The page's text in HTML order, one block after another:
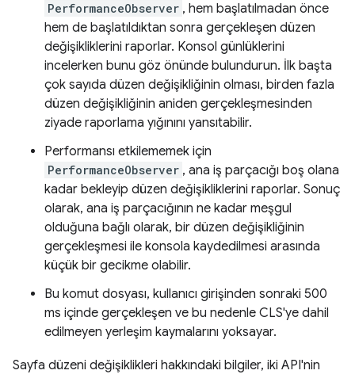
PerformanceObserver , hem başlatılmadan önce
hem de başlatıldıktan sonra gerçekleşen düzen
değişikliklerini raporlar. Konsol günlüklerini
incelerken bunu göz önünde bulundurun. İlk başta
çok sayıda düzen değişikliğinin olması, birden fazla
düzen değişikliğinin aniden gerçekleşmesinden
ziyade raporlama yığınını yansıtabilir.
Performansı etkilememek için
PerformanceObserver , ana iş parçacığı boş olana
kadar bekleyip düzen değişikliklerini raporlar. Sonuç
olarak, ana iş parçacığının ne kadar meşgul
olduğuna bağlı olarak, bir düzen değişikliğinin
gerçekleşmesi ile konsola kaydedilmesi arasında
küçük bir gecikme olabilir.
Bu komut dosyası, kullanıcı girişinden sonraki 500
ms içinde gerçekleşen ve bu nedenle CLS'ye dahil
edilmeyen yerleşim kaymalarını yoksayar.
Sayfa düzeni değişiklikleri hakkındaki bilgiler, iki API'nin